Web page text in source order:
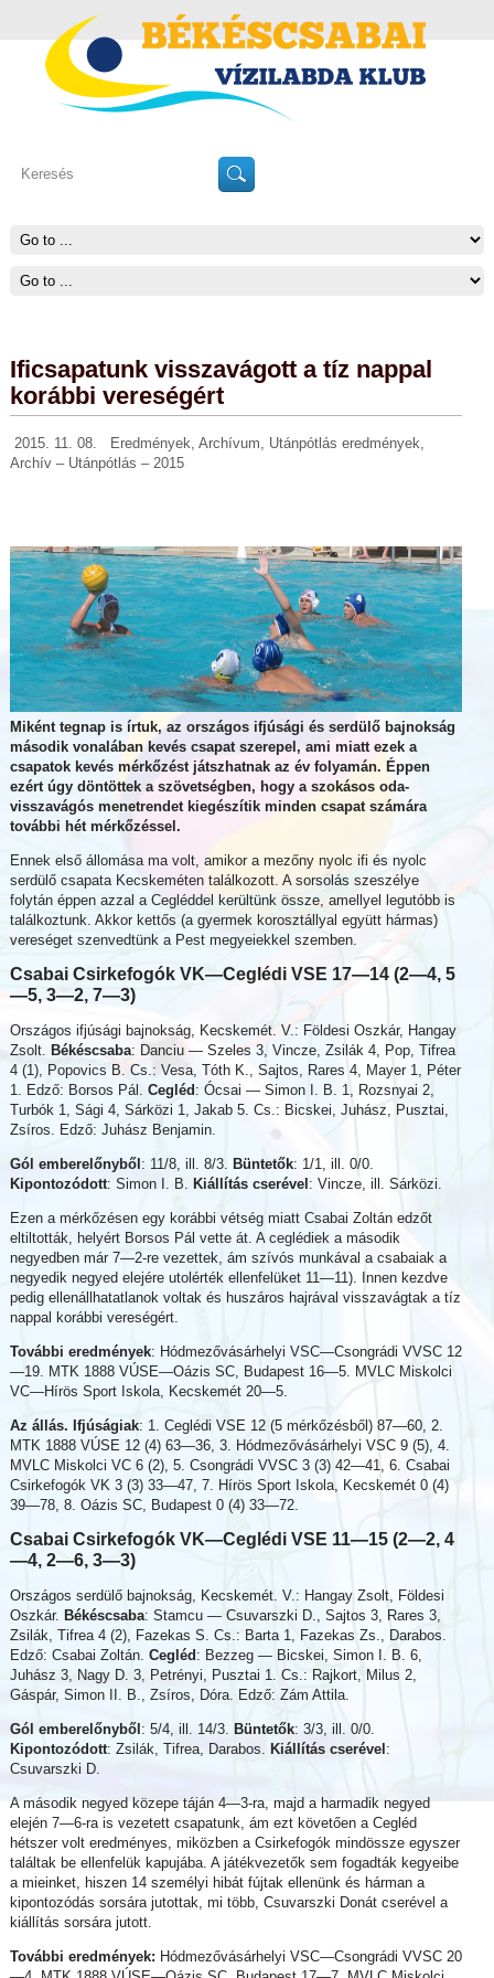
Ificsapatunk visszavágott a tíz nappal
korábbi vereségért
2015. 11. 08. Eredmények, Archívum, Utánpótlás eredmények,
Archív – Utánpótlás – 2015
Miként tegnap is írtuk, az országos ifjúsági és serdülő bajnokság
második vonalában kevés csapat szerepel, ami miatt ezek a
csapatok kevés mérkőzést játszhatnak az év folyamán. Éppen
ezért úgy döntöttek a szövetségben, hogy a szokásos oda-
visszavágós menetrendet kiegészítik minden csapat számára
további hét mérkőzéssel.
Ennek első állomása ma volt, amikor a mezőny nyolc ifi és nyolc
serdülő csapata Kecskeméten találkozott. A sorsolás szeszélye
folytán éppen azzal a Cegléddel kerültünk össze, amellyel legutóbb is
találkoztunk. Akkor kettős (a gyermek korosztállyal együtt hármas)
vereséget szenvedtünk a Pest megyeiekkel szemben.
Csabai Csirkefogók VK—Ceglédi VSE 17—14 (2—4, 5
—5, 3—2, 7—3)
Országos ifjúsági bajnokság, Kecskemét. V.: Földesi Oszkár, Hangay
Zsolt.
Békéscsaba: Danciu — Szeles 3, Vincze, Zsilák 4, Pop, Tifrea
4 (1), Popovics B. Cs.: Vesa, Tóth K., Sajtos, Rares 4, Mayer 1, Péter
1. Edző: Borsos Pál. Cegléd : Ócsai — Simon I. B. 1, Rozsnyai 2,
Turbók 1, Sági 4, Sárközi 1, Jakab 5. Cs.: Bicskei, Juhász, Pusztai,
Zsíros. Edző: Juhász Benjamin.
Gól emberelőnyből : 11/8, ill. 8/3. Büntetők: 1/1, ill. 0/0.
Kipontozódott: Simon I. B. Kiállítás cserével : Vincze, ill. Sárközi.
Ezen a mérkőzésen egy korábbi vétség miatt Csabai Zoltán edzőt
eltiltották, helyért Borsos Pál vette át. A ceglédiek a második
negyedben már 7—2-re vezettek, ám szívós munkával a csabaiak a
negyedik negyed elejére utolérték ellenfelüket 11—11). Innen kezdve
pedig ellenállhatatlanok voltak és huszáros hajrával visszavágtak a tíz
nappal korábbi vereségért.
További eredmények: Hódmezővásárhelyi VSC—Csongrádi VVSC 12
—19. MTK 1888 VÚSE—Oázis SC, Budapest 16—5. MVLC Miskolci
VC—Hírös Sport Iskola, Kecskemét 20—5.
Az állás. Ifjúságiak: 1. Ceglédi VSE 12 (5 mérkőzésből) 87—60, 2.
MTK 1888 VÚSE 12 (4) 63—36, 3. Hódmezővásárhelyi VSC 9 (5), 4.
MVLC Miskolci VC 6 (2), 5. Csongrádi VVSC 3 (3) 42—41, 6. Csabai
Csirkefogók VK 3 (3) 33—47, 7. Hírös Sport Iskola, Kecskemét 0 (4)
39—78, 8. Oázis SC, Budapest 0 (4) 33—72.
Csabai Csirkefogók VK—Ceglédi VSE 11—15 (2—2, 4
—4, 2—6, 3—3)
Országos serdülő bajnokság, Kecskemét. V.: Hangay Zsolt, Földesi
Oszkár. Békéscsaba: Stamcu — Csuvarszki D., Sajtos 3, Rares 3,
Zsilák, Tifrea 4 (2), Fazekas S. Cs.: Barta 1, Fazekas Zs., Darabos.
Edző: Csabai Zoltán. Cegléd : Bezzeg — Bicskei, Simon I. B. 6,
Juhász 3, Nagy D. 3, Petrényi, Pusztai 1. Cs.: Rajkort, Milus 2,
Gáspár, Simon II. B., Zsíros, Dóra. Edző: Zám Attila.
Gól emberelőnyből : 5/4, ill. 14/3. Büntetők: 3/3, ill. 0/0.
Kipontozódott: Zsilák, Tifrea, Darabos. Kiállítás cserével :
Csuvarszki D.
A második negyed közepe táján 4—3-ra, majd a harmadik negyed
elején 7—6-ra is vezetett csapatunk, ám ezt követően a Cegléd
hétszer volt eredményes, miközben a Csirkefogók mindössze egyszer
találtak be ellenfelük kapujába. A játékvezetők sem fogadták kegyeibe
a mieinket, hiszen 14 személyi hibát fújtak ellenünk és hárman a
kipontozódás sorsára jutottak, mi több, Csuvarszki Donát cserével a
kiállítás sorsára jutott.
További eredmények: Hódmezővásárhelyi VSC—Csongrádi VVSC 20